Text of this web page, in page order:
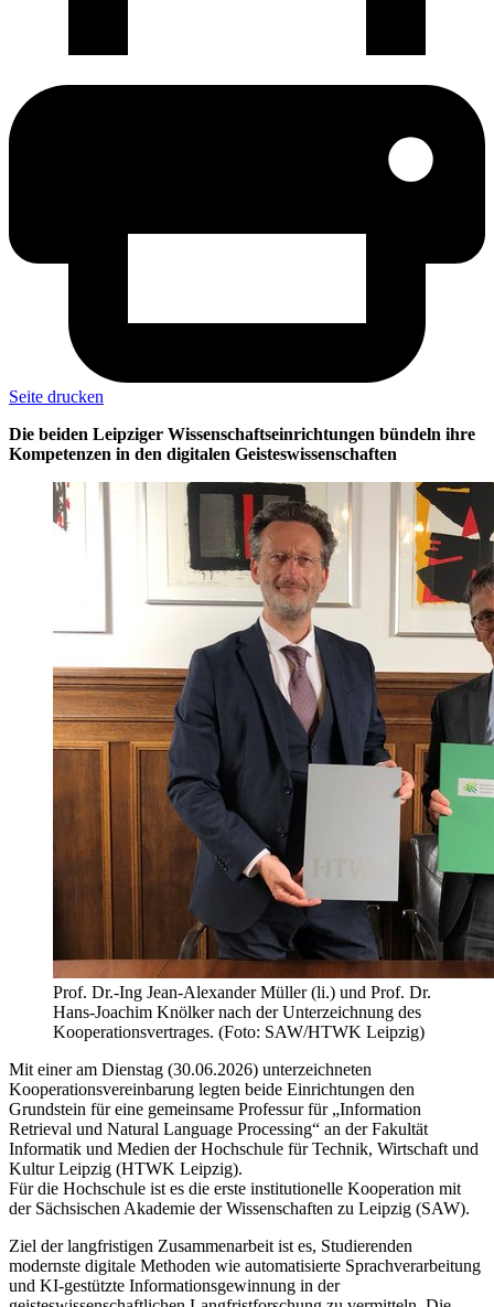
Seite drucken
Die beiden Leipziger Wissenschaftseinrichtungen bündeln ihre
Kompetenzen in den digitalen Geisteswissenschaften
Prof. Dr.-Ing Jean-Alexander Müller (li.) und Prof. Dr.
Hans-Joachim Knölker nach der Unterzeichnung des
Kooperationsvertrages. (Foto: SAW/HTWK Leipzig)
Mit einer am Dienstag (30.06.2026) unterzeichneten
Kooperationsvereinbarung legten beide Einrichtungen den
Grundstein für eine gemeinsame Professur für „Information
Retrieval und Natural Language Processing“ an der Fakultät
Informatik und Medien der Hochschule für Technik, Wirtschaft und
Kultur Leipzig (HTWK Leipzig).
Für die Hochschule ist es die erste institutionelle Kooperation mit
der Sächsischen Akademie der Wissenschaften zu Leipzig (SAW).
Ziel der langfristigen Zusammenarbeit ist es, Studierenden
modernste digitale Methoden wie automatisierte Sprachverarbeitung
und KI-gestützte Informationsgewinnung in der